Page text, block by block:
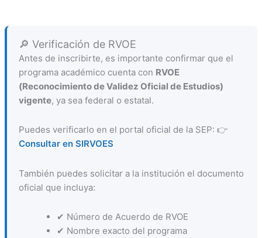
🔎 Verificación de RVOE
Antes de inscribirte, es importante confirmar que el
programa académico cuenta con RVOE
(Reconocimiento de Validez Oficial de Estudios)
vigente, ya sea federal o estatal.
Puedes verificarlo en el portal oficial de la SEP: 👉
Consultar en SIRVOES
También puedes solicitar a la institución el documento
oficial que incluya:
✔ Número de Acuerdo de RVOE
✔ Nombre exacto del programa